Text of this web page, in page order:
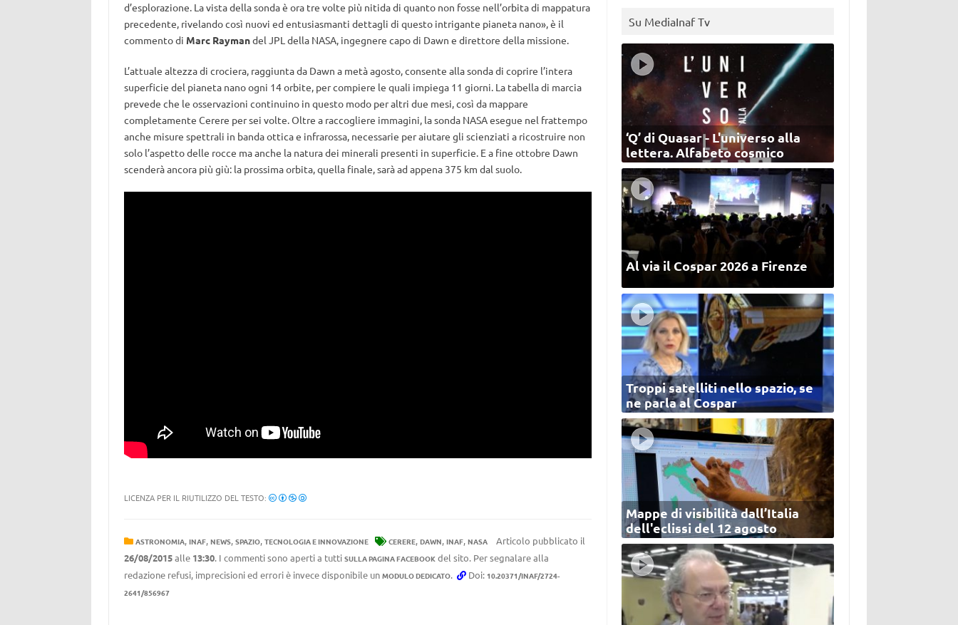
d’esplorazione. La vista della sonda è ora tre volte più nitida di quanto non fosse nell’orbita di mappatura
precedente, rivelando così nuovi ed entusiasmanti dettagli di questo intrigante pianeta nano», è il
commento di Marc Raymandel JPL della NASA, ingegnere capo di Dawn e direttore della missione.
L’attuale altezza di crociera, raggiunta da Dawn a metà agosto, consente alla sonda di coprire l’intera
superficie del pianeta nano ogni 14 orbite, per compiere le quali impiega 11 giorni. La tabella di marcia
prevede che le osservazioni continuino in questo modo per altri due mesi, così da mappare
completamente Cerere per sei volte. Oltre a raccogliere immagini, la sonda NASA esegue nel frattempo
anche misure spettrali in banda ottica e infrarossa, necessarie per aiutare gli scienziati a ricostruire non
solo l’aspetto delle rocce ma anche la natura dei minerali presenti in superficie. E a fine ottobre Dawn
scenderà ancora più giù: la prossima orbita, quella finale, sarà ad appena 375 km dal suolo.
LICENZA PER IL RIUTILIZZO DEL TESTO:
ASTRONOMIA, INAF, NEWS, SPAZIO, TECNOLOGIA E INNOVAZIONE CERERE, DAWN, INAF, NASA
Articolo pubblicato il
26/08/2015alle 13:30. I commenti sono aperti a tutti SULLA PAGINA FACEBOOKdel sito. Per segnalare alla
redazione refusi, imprecisioni ed errori è invece disponibile un MODULO DEDICATO. Doi: 10.20371/INAF/2724-
2641/856967
Su MediaInaf Tv
‘Q’ di Quasar - L'universo alla
lettera. Alfabeto cosmico
Al via il Cospar 2026 a Firenze
Troppi satelliti nello spazio, se
ne parla al Cospar
Mappe di visibilità dall’Italia
dell'eclissi del 12 agosto